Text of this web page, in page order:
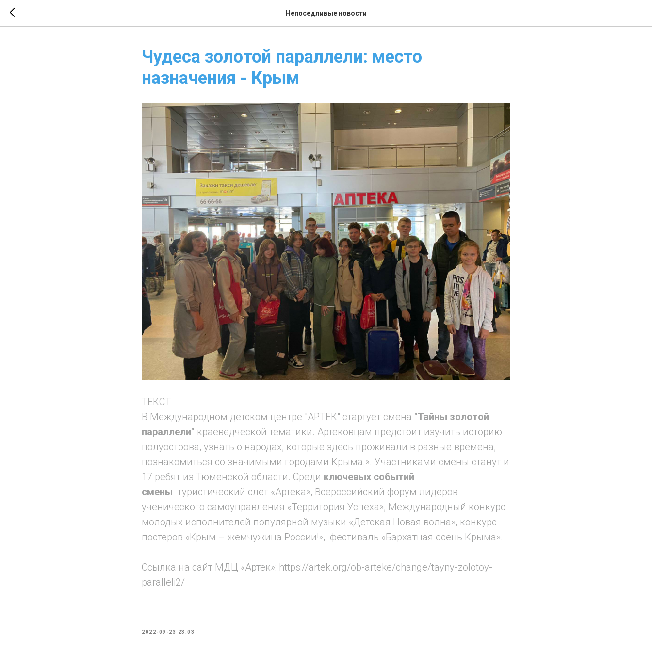
Непоседливые новости
Чудеса золотой параллели: место
назначения - Крым
ТЕКСТ
В Международном детском центре "АРТЕК" стартует смена "Тайны золотой
параллели" краеведческой тематики. Артековцам предстоит изучить историю
полуострова, узнать о народах, которые здесь проживали в разные времена,
познакомиться со значимыми городами Крыма.». Участниками смены станут и
17 ребят из Тюменской области. Среди ключевых событий
смены туристический слет «Артека», Всероссийский форум лидеров
ученического самоуправления «Территория Успеха», Международный конкурс
молодых исполнителей популярной музыки «Детская Новая волна», конкурс
постеров «Крым – жемчужина России!», фестиваль «Бархатная осень Крыма».
Ссылка на сайт МДЦ «Артек»: https://artek.org/ob-arteke/change/tayny-zolotoy-
paralleli2/
2022-09-23 23:03